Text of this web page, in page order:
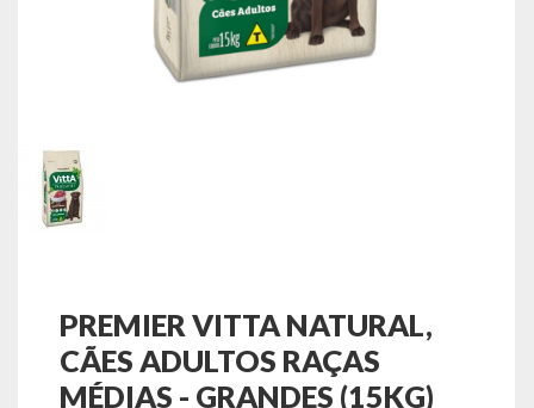
PREMIER VITTA NATURAL,
CÃES ADULTOS RAÇAS
MÉDIAS - GRANDES (15KG)